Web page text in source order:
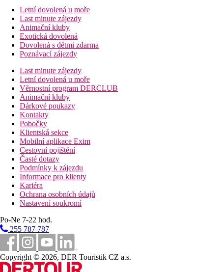
Letní dovolená u moře
Last minute zájezdy
Animační kluby
Exotická dovolená
Dovolená s dětmi zdarma
Poznávací zájezdy
Last minute zájezdy
Letní dovolená u moře
Věrnostní program DERCLUB
Animační kluby
Dárkové poukazy
Kontakty
Pobočky
Klientská sekce
Mobilní aplikace Exim
Cestovní pojištění
Časté dotazy
Podmínky k zájezdu
Informace pro klienty
Kariéra
Ochrana osobních údajů
Nastavení soukromí
Po-Ne 7-22 hod.
255 787 787
Copyright © 2026, DER Touristik CZ a.s.